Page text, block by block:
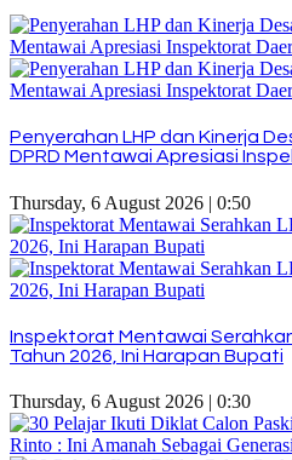
Penyerahan LHP dan Kinerja
DPRD Mentawai Apresiasi
Thursday, 6 August 2026 | 0:50
Inspektorat Mentawai
Tahun 2026, Ini Harapan Bupati
Thursday, 6 August 2026 | 0:30